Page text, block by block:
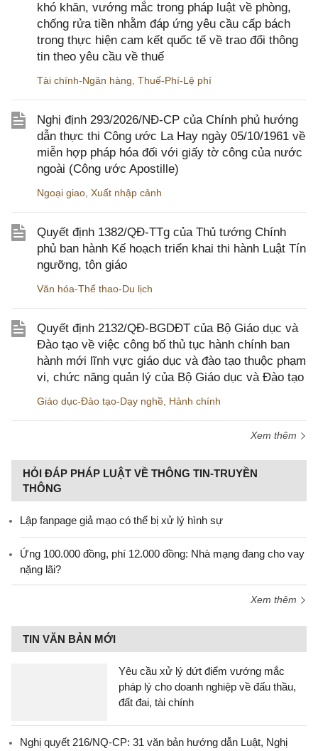
khó khăn, vướng mắc trong pháp luật về phòng,
chống rửa tiền nhằm đáp ứng yêu cầu cấp bách
trong thực hiện cam kết quốc tế về trao đổi thông
tin theo yêu cầu về thuế
Tài chính-Ngân hàng Thuế-Phí-Lệ phí
Nghị định 293/2026/NĐ-CP của Chính phủ hướng
dẫn thực thi Công ước La Hay ngày 05/10/1961 về
miễn hợp pháp hóa đối với giấy tờ công của nước
ngoài (Công ước Apostille)
Ngoại giao Xuất nhập cảnh
Quyết định 1382/QĐ-TTg của Thủ tướng Chính
phủ ban hành Kế hoạch triển khai thi hành Luật Tín
ngưỡng, tôn giáo
Văn hóa-Thể thao-Du lịch
Quyết định 2132/QĐ-BGDĐT của Bộ Giáo dục và
Đào tạo về việc công bố thủ tục hành chính ban
hành mới lĩnh vực giáo dục và đào tạo thuộc phạm
vi, chức năng quản lý của Bộ Giáo dục và Đào tạo
Giáo dục-Đào tạo-Dạy nghề Hành chính
Xem thêm
HỎI ĐÁP PHÁP LUẬT VỀ THÔNG TIN-TRUYỀN
THÔNG
Lập fanpage giả mạo có thể bị xử lý hình sự
Ứng 100.000 đồng, phí 12.000 đồng: Nhà mạng đang cho vay
nặng lãi?
Xem thêm
TIN VĂN BẢN MỚI
Yêu cầu xử lý dứt điểm vướng mắc
pháp lý cho doanh nghiệp về đấu thầu,
đất đai, tài chính
Nghị quyết 216/NQ-CP: 31 văn bản hướng dẫn Luật, Nghị